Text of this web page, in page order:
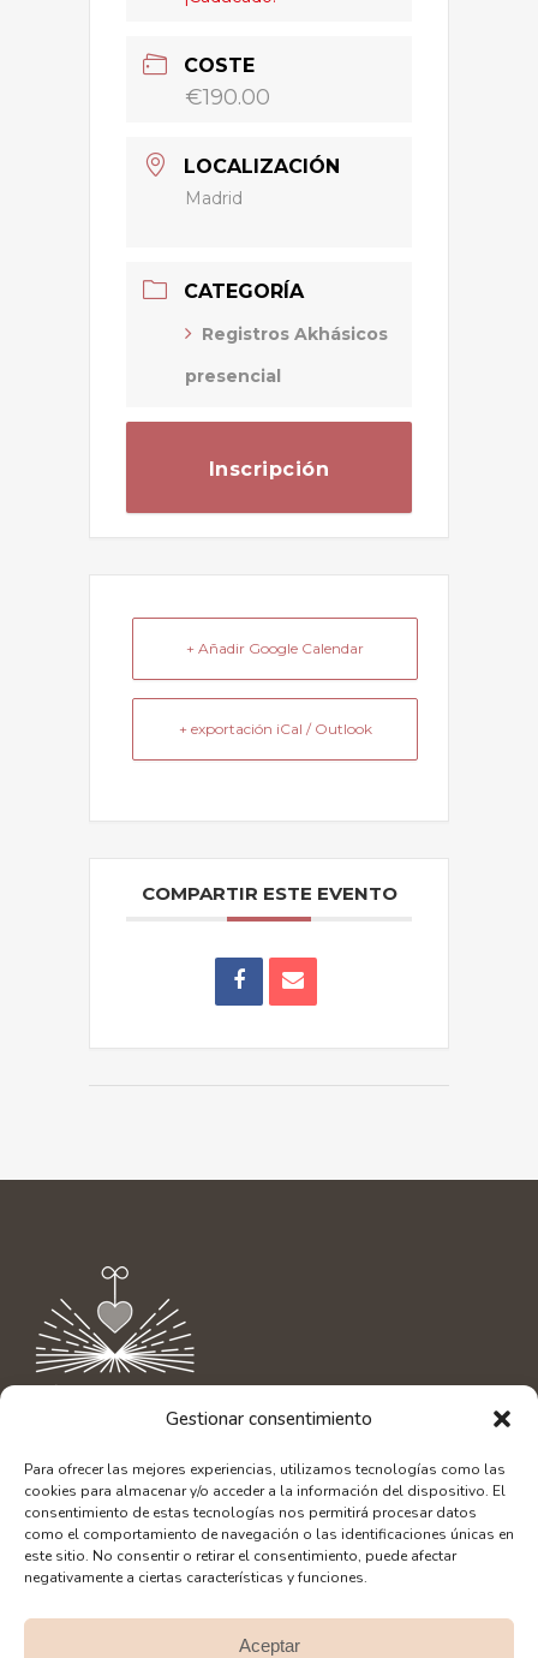
Gestionar consentimiento
Para ofrecer las mejores experiencias, utilizamos tecnologías como las
cookies para almacenar y/o acceder a la información del dispositivo. El
consentimiento de estas tecnologías nos permitirá procesar datos
como el comportamiento de navegación o las identificaciones únicas en
este sitio. No consentir o retirar el consentimiento, puede afectar
negativamente a ciertas características y funciones.
Aceptar
COSTE
€190.00
LOCALIZACIÓN
Madrid
CATEGORÍA
Registros Akhásicos
presencial
Inscripción
+ Añadir Google Calendar
+ exportación iCal / Outlook
COMPARTIR ESTE EVENTO
Diseño Web: SerLibreMente
Fotografía: Alberto Bacete